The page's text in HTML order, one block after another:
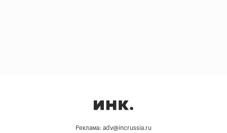
Реклама: adv@incrussia.ru